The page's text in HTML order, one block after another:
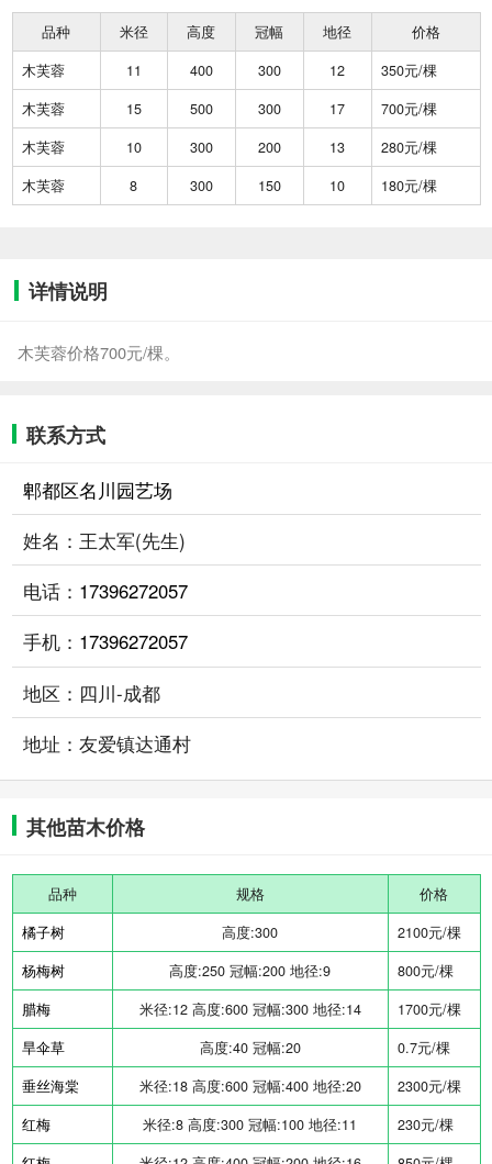
品种 米径 高度 冠幅 地径
价格
木芙蓉
11 400 300 12
350元/棵
木芙蓉
15 500 300 17
700元/棵
木芙蓉
10 300 200 13
280元/棵
木芙蓉
8 300 150 10 180元/棵
详情说明
木芙蓉价格700元/棵。
联系方式
郫都区名川园艺场
姓名：王太军(先生)
电话： 17396272057
手机： 17396272057
地区：四川-成都
地址：友爱镇达通村
其他苗木价格
品种 规格
价格
橘子树
高度:300
2100元/棵
杨梅树
高度:250 冠幅:200 地径:9
800元/棵
腊梅
米径:12 高度:600 冠幅:300 地径:14
1700元/棵
旱伞草
高度:40 冠幅:20
0.7元/棵
垂丝海棠
米径:18 高度:600 冠幅:400 地径:20
2300元/棵
红梅
米径:8 高度:300 冠幅:100 地径:11
230元/棵